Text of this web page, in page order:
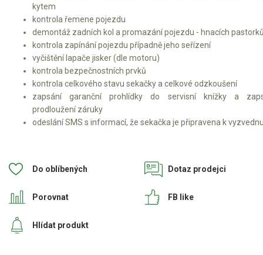
kytem
kontrola řemene pojezdu
demontáž zadních kol a promazání pojezdu - hnacích
kontrola zapínání pojezdu případně jeho seřízení
vyčištění lapače jisker (dle motoru)
kontrola bezpečnostních prvků
kontrola celkového stavu sekačky a celkové odzkoušení
zapsání garanční prohlídky do servisní knížky a
prodloužení záruky
odeslání SMS s informací, že sekačka je připravena k
Do oblíbených
Porovnat
Dotaz prodejci
Hlídat produkt
FB like